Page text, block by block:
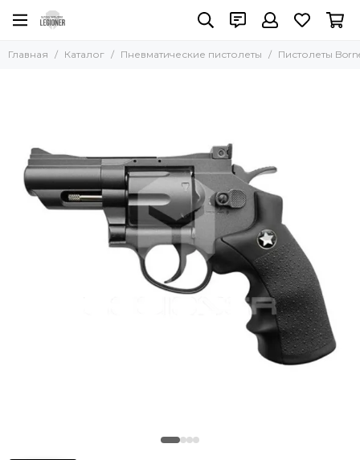
Пневматические пистолеты
Пистолеты Smersh
Пистолеты Umarex
Пистолеты Gamo
Пистолеты Gunter
Главная Каталог Пневматические пистолеты Пистолеты